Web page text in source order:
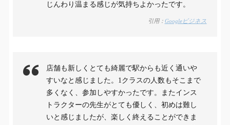
じんわり温まる感じが気持ちよかったです。
引用： Googleビジネス
店舗も新しくとても綺麗で駅からも近く通いや
すいなと感じました。1クラスの人数もそこまで
多くなく、参加しやすかったです。またインス
トラクターの先生がとても優しく、初めは難し
いと感じましたが、楽しく終えることができま